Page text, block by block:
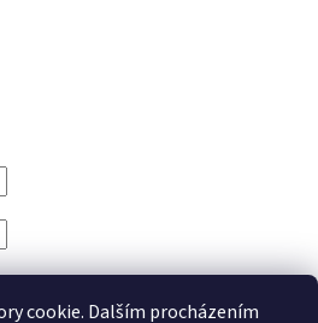
cookie. Dalším procházením